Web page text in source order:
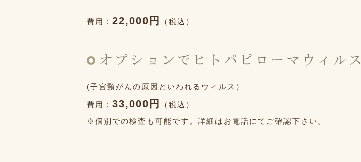
費用： 22,000円 （税込）
オプションでヒトパピローマウィルス
(子宮頸がんの原因といわれるウィルス）
費用： 33,000円
（税込）
※個別での検査も可能です。詳細はお電話にてご確認下さい。